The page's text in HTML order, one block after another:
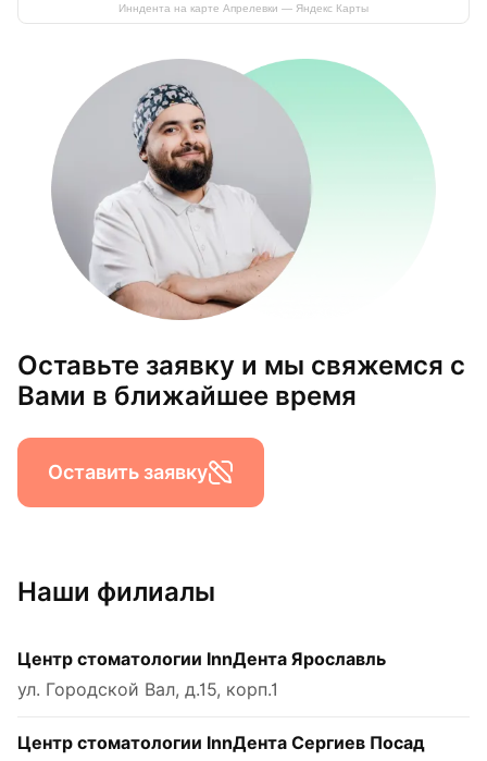
Оставьте заявку и мы свяжемся с
Вами в ближайшее время
Оставить заявку
Инндента на карте Апрелевки — Яндекс Карты
Наши филиалы
Центр стоматологии InnДента Ярославль
ул. Городской Вал, д.15, корп.1
Центр стоматологии InnДента Сергиев Посад